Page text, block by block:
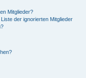
Mitglieder?
der ignorierten Mitglieder